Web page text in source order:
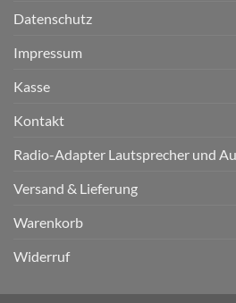
Datenschutz
Impressum
Kasse
Kontakt
Radio-Adapter Lautsprecher und
Versand & Lieferung
Warenkorb
Widerruf